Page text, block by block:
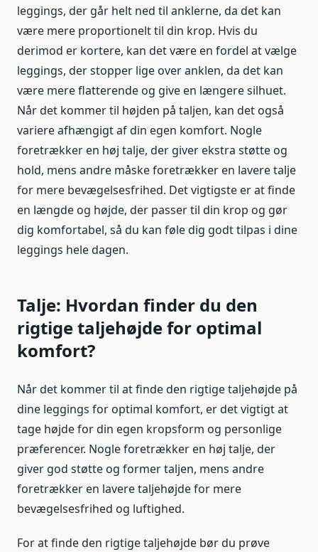
leggings, der går helt ned til anklerne, da det kan
være mere proportionelt til din krop. Hvis du
derimod er kortere, kan det være en fordel at vælge
leggings, der stopper lige over anklen, da det kan
være mere flatterende og give en længere silhuet.
Når det kommer til højden på taljen, kan det også
variere afhængigt af din egen komfort. Nogle
foretrækker en høj talje, der giver ekstra støtte og
hold, mens andre måske foretrækker en lavere talje
for mere bevægelsesfrihed. Det vigtigste er at finde
en længde og højde, der passer til din krop og gør
dig komfortabel, så du kan føle dig godt tilpas i dine
leggings hele dagen.
Talje: Hvordan finder du den
rigtige taljehøjde for optimal
komfort?
Når det kommer til at finde den rigtige taljehøjde på
dine leggings for optimal komfort, er det vigtigt at
tage højde for din egen kropsform og personlige
præferencer. Nogle foretrækker en høj talje, der
giver god støtte og former taljen, mens andre
foretrækker en lavere taljehøjde for mere
bevægelsesfrihed og luftighed.
For at finde den rigtige taljehøjde bør du prøve